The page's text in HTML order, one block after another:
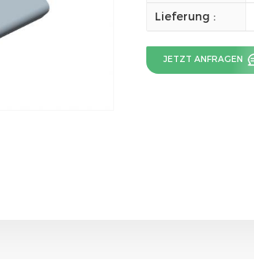
Lieferung :
JETZT ANFRAGEN